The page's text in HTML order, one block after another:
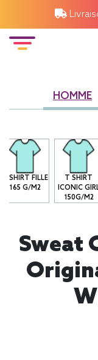
HOMME
T-SHIRT FILLE
165 G/M2
T SHIRT
ICONIC
150G/M2
Sweat